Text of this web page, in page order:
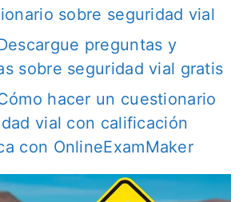
sobre seguridad vial
preguntas y
sobre seguridad vial gratis
hacer un cuestionario
vial con calificación
con OnlineExamMaker